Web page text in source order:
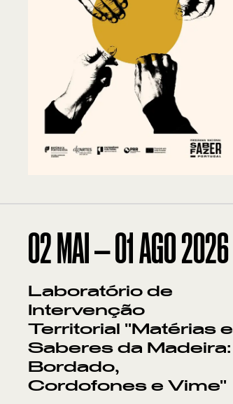
02MAI—01AGO2026
Laboratório de
Intervenção
Territorial "Matérias e
Saberes da Madeira:
Bordado,
Cordofones e Vime"